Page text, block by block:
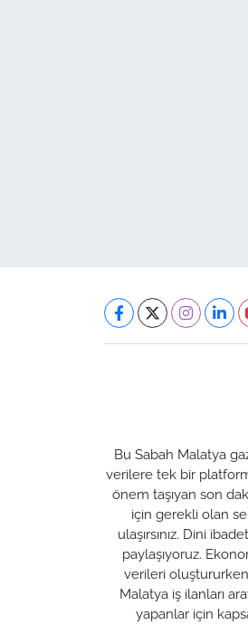
Bu Sabah Malatya
verilere tek bir
önem taşıyan son
için gerekli olan
ulaşırsınız. Dini
paylaşıyoruz.
verileri oluştururken
Malatya iş ilanları
yapanlar için